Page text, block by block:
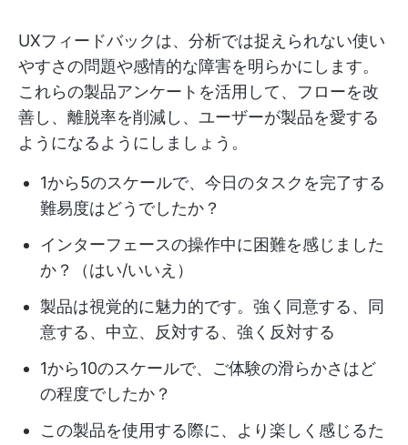
UXフィードバックは、分析では捉えられない使い
やすさの問題や感情的な障害を明らかにします。
これらの製品アンケートを活用して、フローを改
善し、離脱率を削減し、ユーザーが製品を愛する
ようになるようにしましょう。
1から5のスケールで、今日のタスクを完了する
難易度はどうでしたか？
インターフェースの操作中に困難を感じました
か？（はい/いいえ）
製品は視覚的に魅力的です。強く同意する、同
意する、中立、反対する、強く反対する
1から10のスケールで、ご体験の滑らかさはど
の程度でしたか？
この製品を使用する際に、より楽しく感じるた